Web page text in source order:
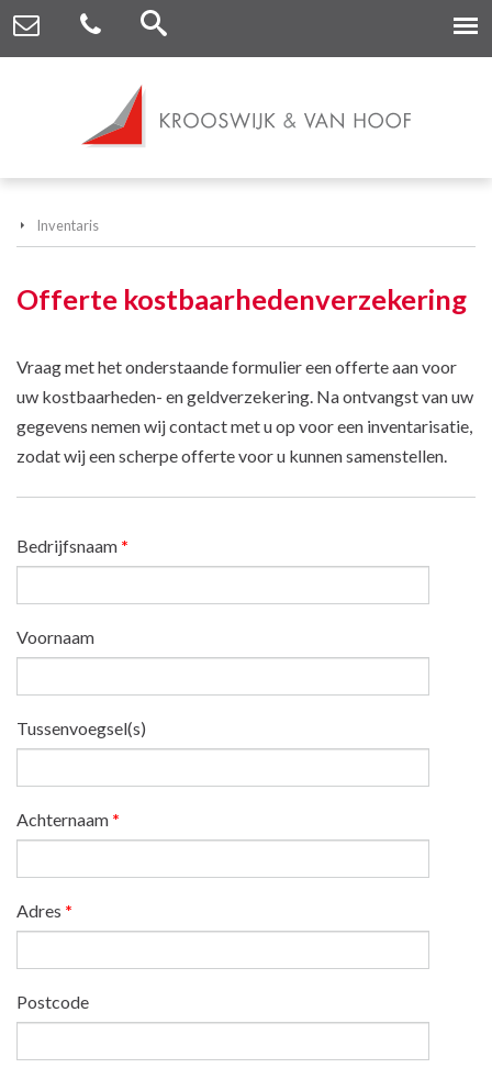
Inventaris
Offerte kostbaarhedenverzekering
Vraag met het onderstaande formulier een offerte aan voor
uw kostbaarheden- en geldverzekering. Na ontvangst van uw
gegevens nemen wij contact met u op voor een inventarisatie,
zodat wij een scherpe offerte voor u kunnen samenstellen.
Bedrijfsnaam *
Voornaam
Tussenvoegsel(s)
Achternaam *
Adres *
Postcode